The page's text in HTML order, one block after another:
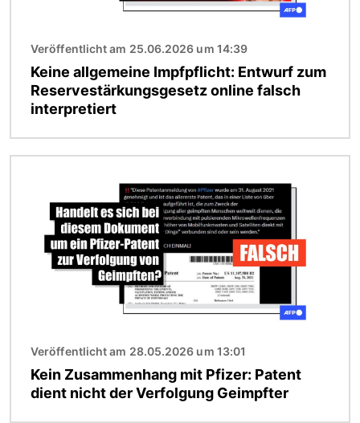
Veröffentlicht am 25.06.2026 um 14:39
Keine allgemeine Impfpflicht: Entwurf zum
Reservestärkungsgesetz online falsch
interpretiert
Veröffentlicht am 28.05.2026 um 13:01
Kein Zusammenhang mit Pfizer: Patent
dient nicht der Verfolgung Geimpfter